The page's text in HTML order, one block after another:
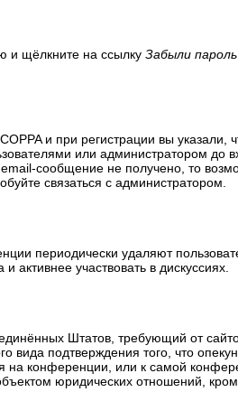
и щёлкните на ссылку Забыли
и при регистрации вы указали,
или администратором до
сообщение не получено, то
связаться с администратором.
периодически удаляют
участвовать в дискуссиях.
Штатов, требующий от
вида подтверждения того, что
конференции, или к самой
юридических отношений,